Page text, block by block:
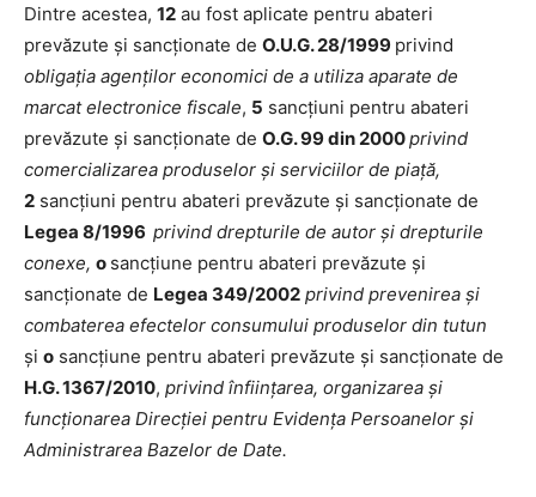
Dintre acestea, 12 au fost aplicate pentru abateri
prevăzute şi sancţionate de O.U.G. 28/1999 privind
obligaţia agenţilor economici de a utiliza aparate de
marcat electronice fiscale, 5 sancțiuni pentru abateri
prevăzute și sancţionate de O.G. 99 din 2000privind
comercializarea produselor și serviciilor de piață,
2 sancțiuni pentru abateri prevăzute şi sancţionate de
Legea 8/1996 privind drepturile de autor și drepturile
conexe, o sancțiune pentru abateri prevăzute și
sancționate de Legea 349/2002 privind prevenirea și
combaterea efectelor consumului produselor din tutun
și o sancțiune pentru abateri prevăzute și sancționate de
H.G. 1367/2010, privind înființarea, organizarea și
funcționarea Direcției pentru Evidența Persoanelor și
Administrarea Bazelor de Date.